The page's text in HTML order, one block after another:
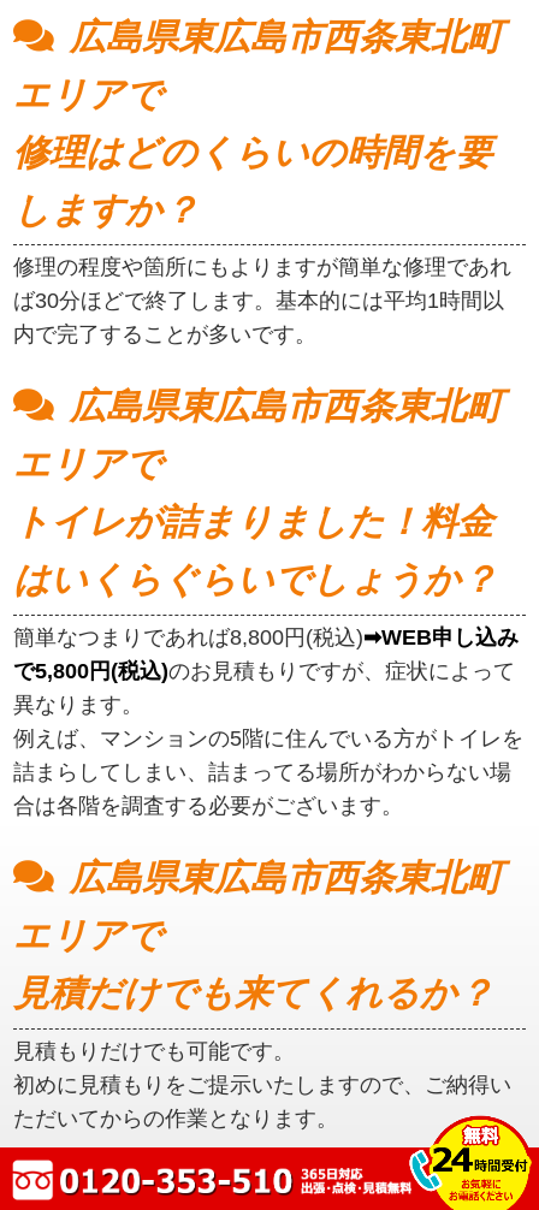
広島県東広島市西条東北町
エリアで
修理はどのくらいの時間を要
しますか？
修理の程度や箇所にもよりますが簡単な修理であれ
ば30分ほどで終了します。基本的には平均1時間以
内で完了することが多いです。
広島県東広島市西条東北町
エリアで
トイレが詰まりました！料金
はいくらぐらいでしょうか？
簡単なつまりであれば8,800円(税込)➡WEB申し込み
で5,800円(税込)のお見積もりですが、症状によって
異なります。
例えば、マンションの5階に住んでいる方がトイレを
詰まらしてしまい、詰まってる場所がわからない場
合は各階を調査する必要がございます。
広島県東広島市西条東北町
エリアで
見積だけでも来てくれるか？
見積もりだけでも可能です。
初めに見積もりをご提示いたしますので、ご納得い
ただいてからの作業となります。
広島県東広島市西条東北町